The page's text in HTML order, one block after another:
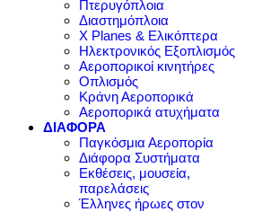
Πτερυγόπλοια
Διαστημόπλοια
X Planes & Ελικόπτερα
Ηλεκτρονικός Εξοπλισμός
Αεροπορικοί κινητήρες
Οπλισμός
Κράνη Αεροπορικά
Αεροπορικά ατυχήματα
ΔΙΑΦΟΡΑ
Παγκόσμια Αεροπορία
Διάφορα Συστήματα
Εκθέσεις, μουσεία,
παρελάσεις
Έλληνες ήρωες στον